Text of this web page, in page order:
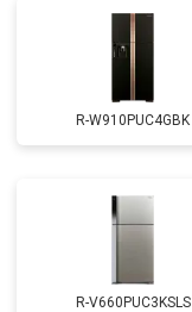
R-W910PUC4GBK
R-V660PUC3KSLS